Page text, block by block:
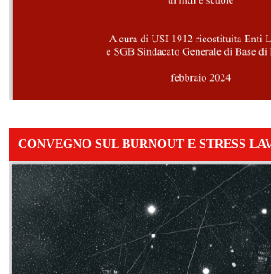
CONVEGNO SUL BURNOUT E STRESS